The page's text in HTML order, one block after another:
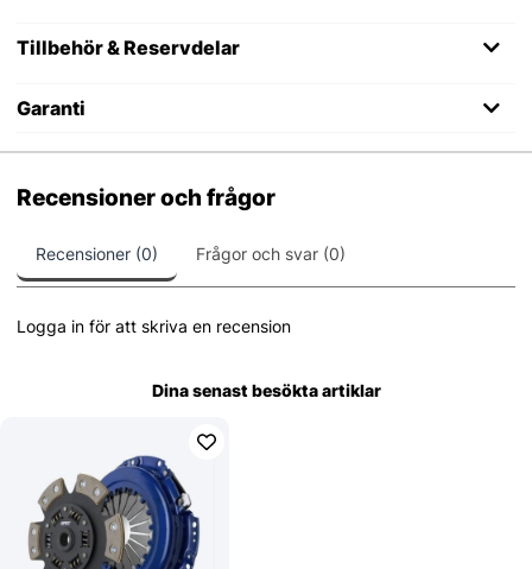
Tillbehör & Reservdelar
Garanti
Recensioner och frågor
Recensioner (0) Frågor och svar (0)
Logga in för att skriva en recension
Dina senast besökta artiklar